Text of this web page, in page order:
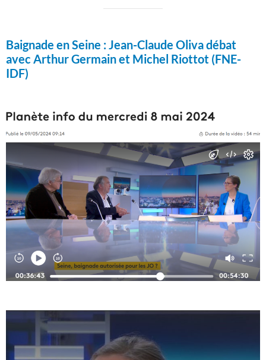
Baignade en Seine :Jean-Claude Oliva débat
avec Arthur Germain et Michel Riottot (FNE-
IDF)